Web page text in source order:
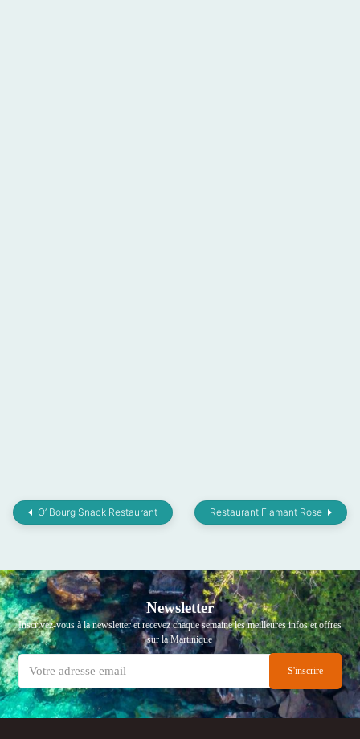
O’ Bourg Snack Restaurant Restaurant Flamant Rose
Newsletter
Inscrivez-vous à la newsletter et recevez chaque semaine les meilleures infos et offres
sur la Martinique